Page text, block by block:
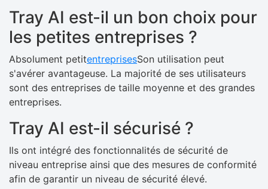
Tray AI est-il un bon choix pour
les petites entreprises ?
Absolument petitentreprisesSon utilisation peut
s'avérer avantageuse. La majorité de ses utilisateurs
sont des entreprises de taille moyenne et des grandes
entreprises.
Tray AI est-il sécurisé ?
Ils ont intégré des fonctionnalités de sécurité de
niveau entreprise ainsi que des mesures de conformité
afin de garantir un niveau de sécurité élevé.